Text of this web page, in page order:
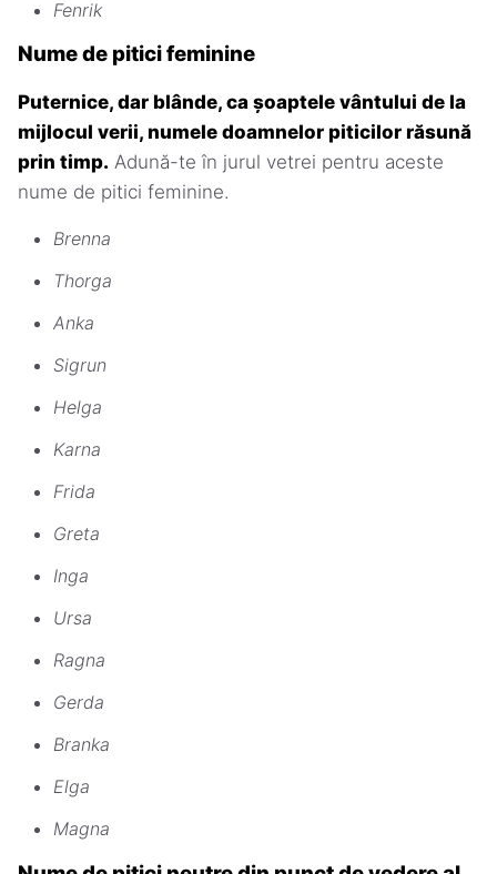
Fenrik
Nume de pitici feminine
Puternice, dar blânde, ca șoaptele vântului de la
mijlocul verii, numele doamnelor piticilor răsună
prin timp. Adună-te în jurul vetrei pentru aceste
nume de pitici feminine.
Brenna
Thorga
Anka
Sigrun
Helga
Karna
Frida
Greta
Inga
Ursa
Ragna
Gerda
Branka
Elga
Magna